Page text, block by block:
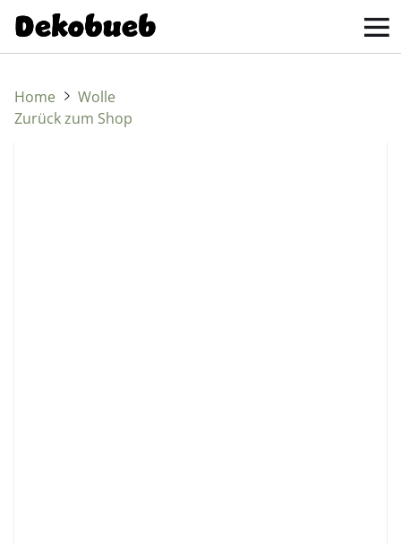
Home
Wolle
Zurück zum Shop